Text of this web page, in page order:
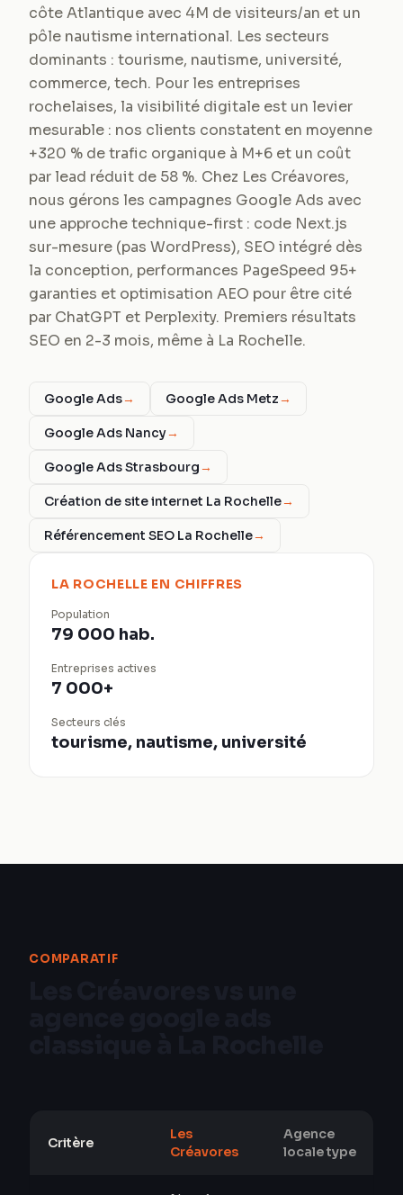
côte Atlantique avec 4M de visiteurs/an et un
pôle nautisme international. Les secteurs
dominants : tourisme, nautisme, université,
commerce, tech. Pour les entreprises
rochelaises, la visibilité digitale est un levier
mesurable : nos clients constatent en moyenne
+320 % de trafic organique à M+6 et un coût
par lead réduit de 58 %. Chez Les Créavores,
nous gérons les campagnes Google Ads avec
une approche technique-first : code Next.js
sur-mesure (pas WordPress), SEO intégré dès
la conception, performances PageSpeed 95+
garanties et optimisation AEO pour être cité
par ChatGPT et Perplexity. Premiers résultats
SEO en 2-3 mois, même à La Rochelle.
Google Ads→ Google Ads Metz→
Google Ads Nancy→
Google Ads Strasbourg→
Création de site internet La Rochelle→
Référencement SEO La Rochelle→
LA ROCHELLE EN CHIFFRES
Population
79 000 hab.
Entreprises actives
7 000+
Secteurs clés
tourisme, nautisme, université
COMPARATIF
Critère
Les
Créavores
Agence
locale type